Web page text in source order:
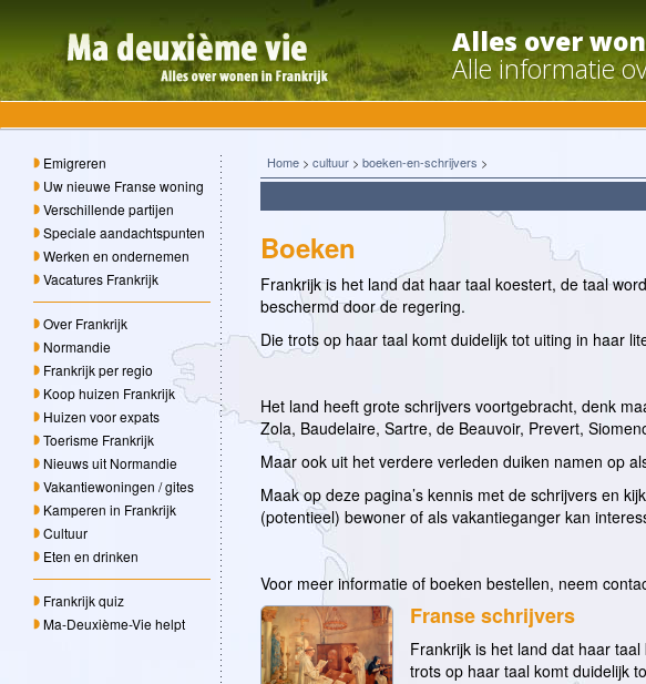
Alles over
Alle informatie
Emigreren
Uw nieuwe Franse woning
Verschillende partijen
Speciale aandachtspunten
Werken en ondernemen
Vacatures Frankrijk
Over Frankrijk
Normandie
Frankrijk per regio
Koop huizen Frankrijk
Huizen voor expats
Toerisme Frankrijk
Nieuws uit Normandie
Vakantiewoningen / gites
Kamperen in Frankrijk
Cultuur
Eten en drinken
Frankrijk quiz
Ma-Deuxième-Vie helpt
Home > cultuur > boeken-en-schrijvers >
Boeken
Frankrijk is het land dat haar taal koestert, de taal
beschermd door de regering.
Die trots op haar taal komt duidelijk tot uiting in haar
Het land heeft grote schrijvers voortgebracht, denk
Zola, Baudelaire, Sartre, de Beauvoir, Prevert,
Maar ook uit het verdere verleden duiken namen op
Maak op deze pagina’s kennis met de schrijvers en
(potentieel) bewoner of als vakantieganger kan
Voor meer informatie of boeken bestellen, neem
Franse schrijvers
Frankrijk is het land dat haar
trots op haar taal komt duidelijk